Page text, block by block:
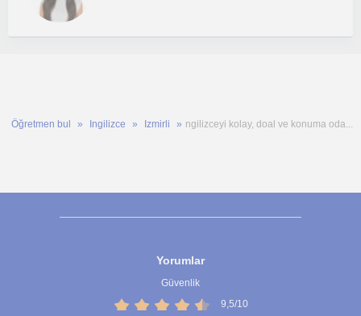
Öğretmen bul Ingilizce Izmirli ngilizceyi kolay, doal ve konuma oda...
Yorumlar
Güvenlik
9,5/10